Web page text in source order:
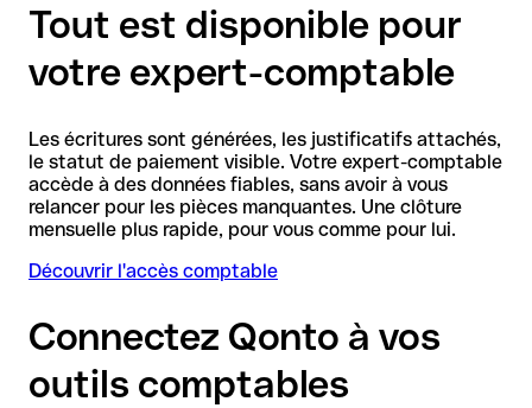
Tout est disponible pour
votre expert-comptable
Les écritures sont générées, les justificatifs attachés,
le statut de paiement visible. Votre expert-comptable
accède à des données fiables, sans avoir à vous
relancer pour les pièces manquantes. Une clôture
mensuelle plus rapide, pour vous comme pour lui.
Découvrir l'accès comptable
Connectez Qonto à vos
outils comptables